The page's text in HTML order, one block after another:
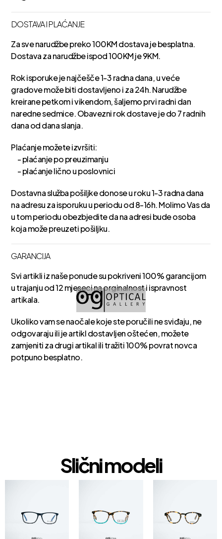
DOSTAVA I PLAĆANJE
Za sve narudžbe preko 100KM dostava je besplatna.
Dostava za narudžbe ispod 100KM je 9KM.
Rok isporuke je najčešče 1-3 radna dana, u veće
gradove može biti dostavljeno i za 24h. Narudžbe
kreirane petkom i vikendom, šaljemo prvi radni dan
naredne sedmice. Obavezni rok dostave je do 7 radnih
dana od dana slanja.
Plaćanje možete izvršiti:
- plaćanje po preuzimanju
- plaćanje lično u poslovnici
Dostavna služba pošiljke donose u roku 1-3 radna dana
na adresu za isporuku u periodu od 8-16h. Molimo Vas da
u tom periodu obezbjedite da na adresi bude osoba
koja može preuzeti pošiljku.
GARANCIJA
Svi artikli iz naše ponude su pokriveni 100% garancijom
u trajanju od 12 mjeseci na orginalnost i ispravnost
artikala.
Ukoliko vam se naočale koje ste poručili ne sviđaju, ne
odgovaraju ili je artikl dostavljen oštećen, možete
zamjeniti za drugi artikal ili tražiti 100% povrat novca
potpuno besplatno.
Slični modeli
1+1 1+1